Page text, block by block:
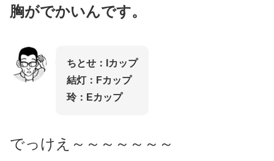
胸がでかいんです。
ちとせ：Iカップ
結灯：Fカップ
玲：Eカップ
でっけえ～～～～～～～